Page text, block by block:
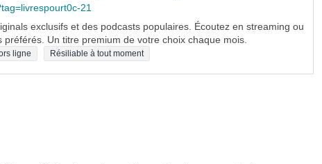
21
exclusifs et des podcasts populaires. Écoutez en streaming ou
Un titre premium de votre choix chaque mois.
ligne Résiliable à tout moment